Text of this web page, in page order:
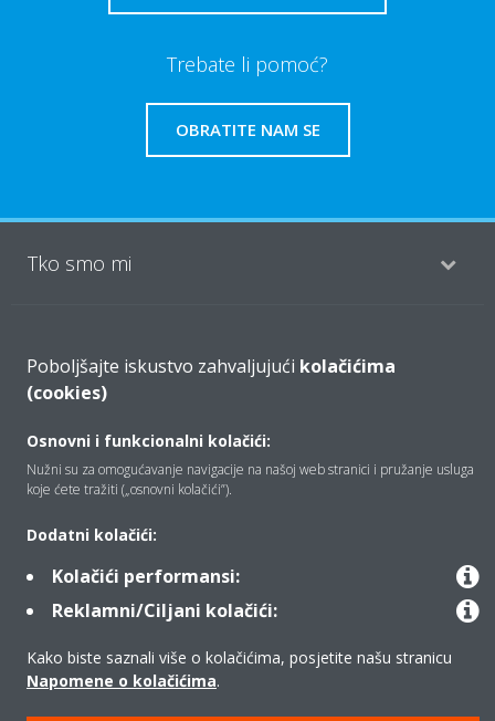
Trebate li pomoć?
OBRATITE NAM SE
Tko smo mi
Kontakt
Pravilnik o zaštiti privatnosti podataka
Poslovna etika
Poboljšajte iskustvo zahvaljujući kolačićima
(cookies)
Osnovni i funkcionalni kolačići:
Nužni su za omogućavanje navigacije na našoj web stranici i pružanje usluga
koje ćete tražiti („osnovni kolačići”).
Dodatni kolačići:
Kolačići performansi:
Reklamni/Ciljani kolačići:
Kako biste saznali više o kolačićima, posjetite našu stranicu
Napomene o kolačićima.